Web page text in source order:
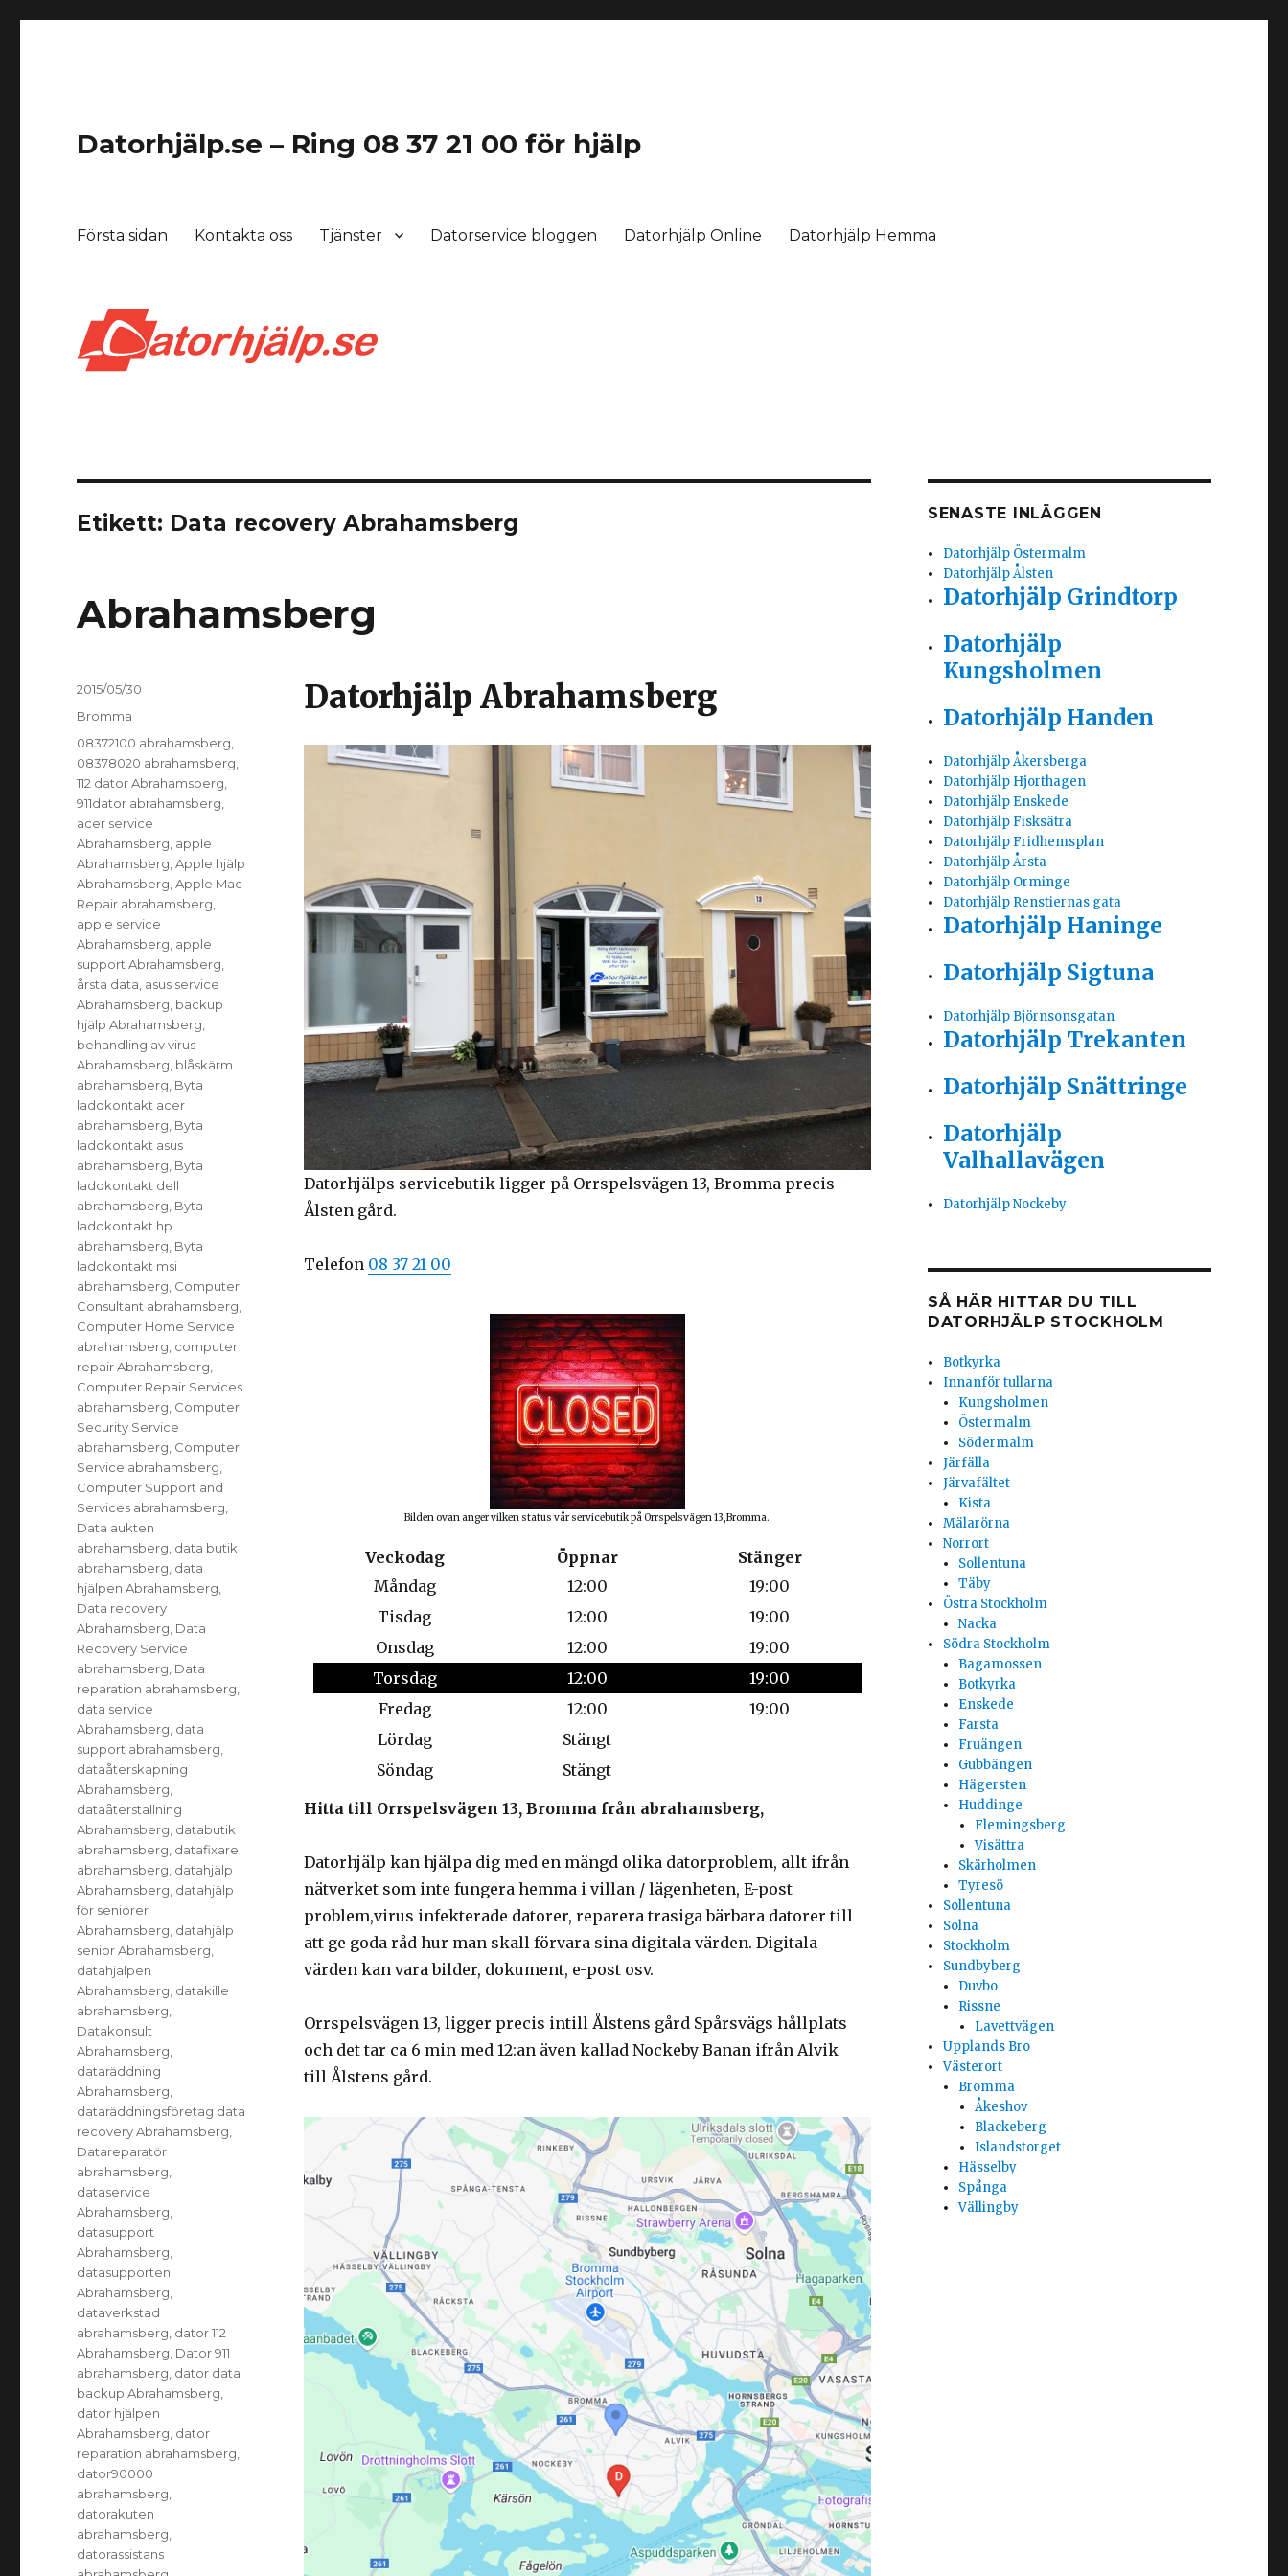
Datorhjälp.se – Ring 08 37 21 00 för hjälp
Första sidan Kontakta oss Tjänster Datorservice bloggen Datorhjälp Online Datorhjälp Hemma
Etikett: Data recovery Abrahamsberg
Abrahamsberg
Datorhjälp Abrahamsberg
Datorhjälps servicebutik ligger på Orrspelsvägen 13, Bromma precis
Ålsten gård.
Telefon 08 37 21 00
Bilden ovan anger vilken status vår servicebutik på Orrspelsvägen 13,Bromma.
Veckodag Öppnar
Stänger
Måndag
12:00
19:00
Tisdag
12:00
19:00
Onsdag
12:00
19:00
Torsdag
12:00
19:00
Fredag
12:00
19:00
Lördag
Stängt
Söndag
Stängt
Hitta till Orrspelsvägen 13, Bromma från abrahamsberg,
Datorhjälp kan hjälpa dig med en mängd olika datorproblem, allt ifrån
nätverket som inte fungera hemma i villan / lägenheten, E-post
problem,virus infekterade datorer, reparera trasiga bärbara datorer till
att ge goda råd hur man skall förvara sina digitala värden. Digitala
värden kan vara bilder, dokument, e-post osv.
Orrspelsvägen 13, ligger precis intill Ålstens gård Spårsvägs hållplats
och det tar ca 6 min med 12:an även kallad Nockeby Banan ifrån Alvik
till Ålstens gård.
Postat
2015/05/30
Kategorier
Bromma
Taggar
08372100 abrahamsberg
08378020 abrahamsberg
112 dator Abrahamsberg
911dator abrahamsberg
acer service
Abrahamsberg apple
Abrahamsberg ,Apple hjälp
Abrahamsberg ,Apple Mac
Repair abrahamsberg
apple service
Abrahamsberg apple
support Abrahamsberg
årsta data asus service
Abrahamsberg backup
hjälp Abrahamsberg
behandling av virus
Abrahamsberg blåskärm
abrahamsberg Byta
laddkontakt acer
abrahamsberg Byta
laddkontakt asus
abrahamsberg Byta
laddkontakt dell
abrahamsberg Byta
laddkontakt hp
abrahamsberg Byta
laddkontakt msi
abrahamsberg Computer
Consultant abrahamsberg
Computer Home Service
abrahamsberg computer
repair Abrahamsberg
Computer Repair Services
abrahamsberg Computer
Security Service
abrahamsberg Computer
Service abrahamsberg
Computer Support and
Services abrahamsberg
Data aukten
abrahamsberg data butik
abrahamsberg data
hjälpen Abrahamsberg
Data recovery
Abrahamsberg Data
Recovery Service
abrahamsberg Data
reparation abrahamsberg
data service
Abrahamsberg data
support abrahamsberg
dataåterskapning
Abrahamsberg
dataåterställning
Abrahamsberg databutik
abrahamsberg datafixare
abrahamsberg datahjälp
Abrahamsberg datahjälp
för seniorer
Abrahamsberg datahjälp
senior Abrahamsberg
datahjälpen
Abrahamsberg datakille
abrahamsberg
Datakonsult
Abrahamsberg
dataräddning
Abrahamsberg
dataräddningsföretag data
recovery Abrahamsberg
Datareparatör
abrahamsberg
dataservice
Abrahamsberg
datasupport
Abrahamsberg
datasupporten
Abrahamsberg
dataverkstad
abrahamsberg dator 112
Abrahamsberg Dator 911
abrahamsberg dator data
backup Abrahamsberg
dator hjälpen
Abrahamsberg dator
reparation abrahamsberg
dator90000
abrahamsberg
datorakuten
abrahamsberg
datorassistans
SENASTE INLÄGGEN
Datorhjälp Östermalm
Datorhjälp Ålsten
Datorhjälp Grindtorp
Datorhjälp
Kungsholmen
Datorhjälp Handen
Datorhjälp Åkersberga
Datorhjälp Hjorthagen
Datorhjälp Enskede
Datorhjälp Fisksätra
Datorhjälp Fridhemsplan
Datorhjälp Årsta
Datorhjälp Orminge
Datorhjälp Renstiernas gata
Datorhjälp Haninge
Datorhjälp Sigtuna
Datorhjälp Björnsonsgatan
Datorhjälp Trekanten
Datorhjälp Snättringe
Datorhjälp
Valhallavägen
Datorhjälp Nockeby
SÅ HÄR HITTAR DU TILL
DATORHJÄLP STOCKHOLM
Botkyrka
Innanför tullarna
Kungsholmen
Östermalm
Södermalm
Järfälla
Järvafältet
Kista
Mälarörna
Norrort
Sollentuna
Täby
Östra Stockholm
Nacka
Södra Stockholm
Bagamossen
Botkyrka
Enskede
Farsta
Fruängen
Gubbängen
Hägersten
Huddinge
Flemingsberg
Visättra
Skärholmen
Tyresö
Sollentuna
Solna
Stockholm
Sundbyberg
Duvbo
Rissne
Lavettvägen
Upplands Bro
Västerort
Bromma
Åkeshov
Blackeberg
Islandstorget
Hässelby
Spånga
Vällingby